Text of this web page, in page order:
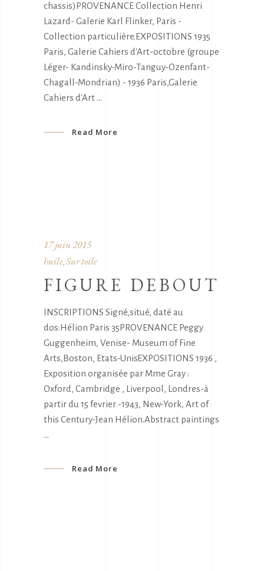
chassis)PROVENANCE Collection Henri
Lazard- Galerie Karl Flinker, Paris -
Collection particulière.EXPOSITIONS 1935
Paris, Galerie Cahiers d'Art-octobre (groupe
Léger- Kandinsky-Miro-Tanguy-Ozenfant-
Chagall-Mondrian) - 1936 Paris,Galerie
Cahiers d'Art
Read More
17 juin 2015
huile Sur toile
FIGURE DEBOUT
INSCRIPTIONS Signé,situé, daté au
dos:Hélion Paris 35PROVENANCE Peggy
Guggenheim, Venise- Museum of Fine
Arts,Boston, Etats-UnisEXPOSITIONS 1936 ,
Exposition organisée par Mme Gray :
Oxford, Cambridge , Liverpool, Londres-à
partir du 15 fevrier -1943, New-York, Art of
this Century-Jean Hélion.Abstract paintings
Read More